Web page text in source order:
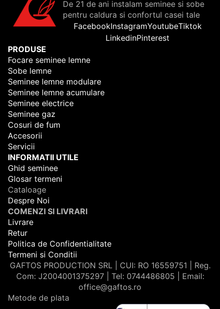
De 21 de ani instalam seminee si sobe
pentru caldura si confortul casei tale
FacebookInstagramYoutubeTiktok
LinkedinPinterest
PRODUSE
Focare seminee lemne
Sobe lemne
Seminee lemne modulare
Seminee lemne acumulare
Seminee electrice
Seminee gaz
Cosuri de fum
Accesorii
Servicii
INFORMATII UTILE
Ghid seminee
Glosar termeni
Cataloage
Despre Noi
COMENZI SI LIVRARI
Livrare
Retur
Politica de Confidentialitate
Termeni si Conditii
GAFTOS PRODUCTION SRL | CUI: RO 16559751 | Reg.
Com: J2004001375297 | Tel: 0744486805 | Email:
office@gaftos.ro
Metode de plata